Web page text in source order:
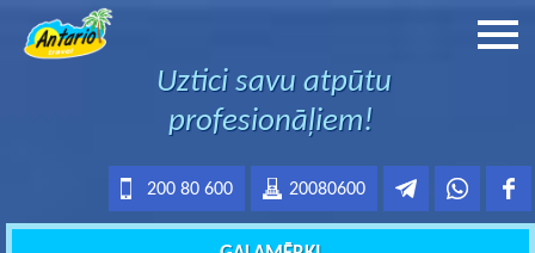
Uztici savu atpūtu
profesionāļiem!
20080600
200 80 600